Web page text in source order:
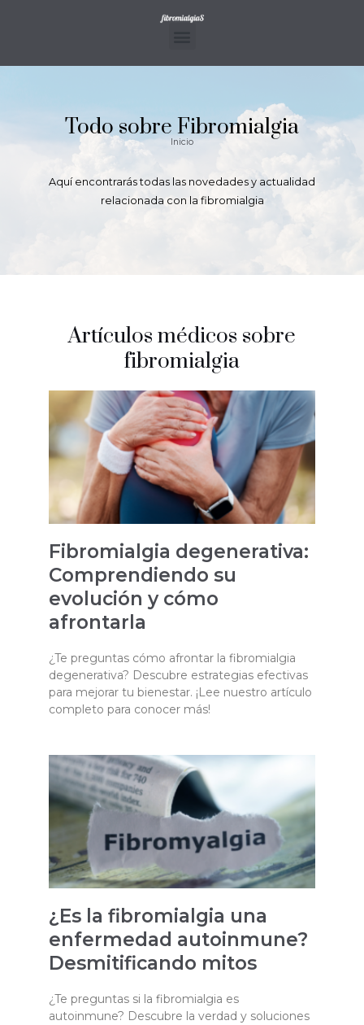
Todo sobre Fibromialgia
Inicio
Aquí encontrarás todas las novedades y actualidad
relacionada con la fibromialgia
Artículos médicos sobre
fibromialgia
Fibromialgia degenerativa:
Comprendiendo su
evolución y cómo
afrontarla
¿Te preguntas cómo afrontar la fibromialgia
degenerativa? Descubre estrategias efectivas
para mejorar tu bienestar. ¡Lee nuestro artículo
completo para conocer más!
¿Es la fibromialgia una
enfermedad autoinmune?
Desmitificando mitos
¿Te preguntas si la fibromialgia es
autoinmune? Descubre la verdad y soluciones